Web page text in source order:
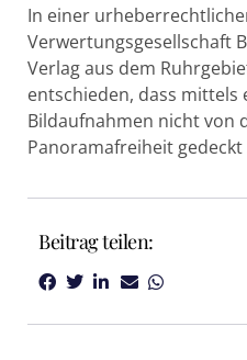
In einer
Verwertungsgesellschaft
Verlag aus dem
entschieden, dass
Bildaufnahmen nicht von
Panoramafreiheit gedeckt
Beitrag teilen: